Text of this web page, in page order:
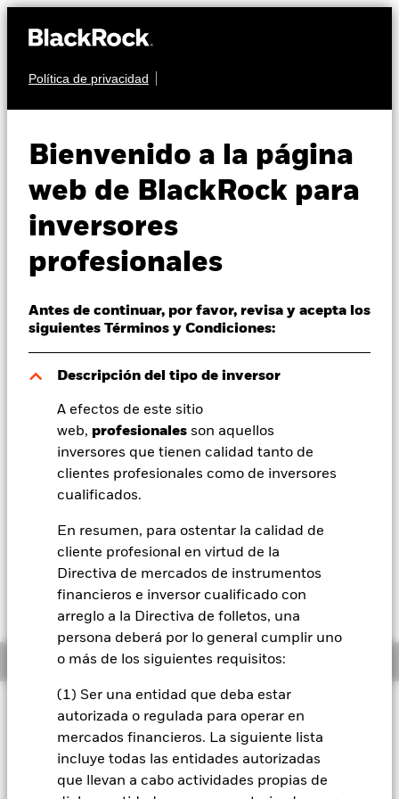
Política de privacidad
Bienvenido a la página
web de BlackRock para
inversores
profesionales
Antes de continuar, por favor, revisa y acepta los
siguientes Términos y Condiciones:
Descripción del tipo de inversor
A efectos de este sitio
web, profesionales son aquellos
inversores que tienen calidad tanto de
clientes profesionales como de inversores
cualificados.
En resumen, para ostentar la calidad de
cliente profesional en virtud de la
Directiva de mercados de instrumentos
financieros e inversor cualificado con
arreglo a la Directiva de folletos, una
persona deberá por lo general cumplir uno
o más de los siguientes requisitos:
(1) Ser una entidad que deba estar
autorizada o regulada para operar en
mercados financieros. La siguiente lista
incluye todas las entidades autorizadas
que llevan a cabo actividades propias de
Perspectivas
Visión de mercado
Educación
Profesionales
España
Change location
BlackRock
iShares
Nuestra compañía
Global High Yield
Credit Screened
Fund
USD 110,25
52 Semanas: 109,35 - 113,51
Variación del valor liquidativo a 07 ago 2026
USD 0,12 (0,11%)
Información general
Filosofía de inversión
El Fondo trata de obtener rentabilidad total de su inversión
mediante una combinación de crecimiento del capital y
alcanzar su objetivo invirtiendo al menos un 80 % de sus